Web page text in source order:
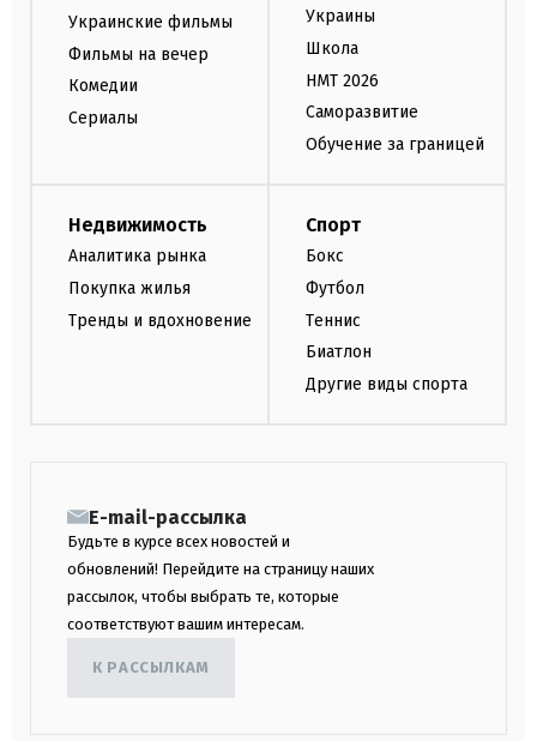
Украинские фильмы
Фильмы на вечер
Комедии
Сериалы
Украины
Школа
НМТ 2026
Саморазвитие
Обучение за границей
Недвижимость
Аналитика рынка
Покупка жилья
Тренды и вдохновение
Спорт
Бокс
Футбол
Теннис
Биатлон
Другие виды спорта
E-mail-рассылка
Будьте в курсе всех новостей и
обновлений! Перейдите на страницу наших
рассылок, чтобы выбрать те, которые
соответствуют вашим интересам.
К РАССЫЛКАМ